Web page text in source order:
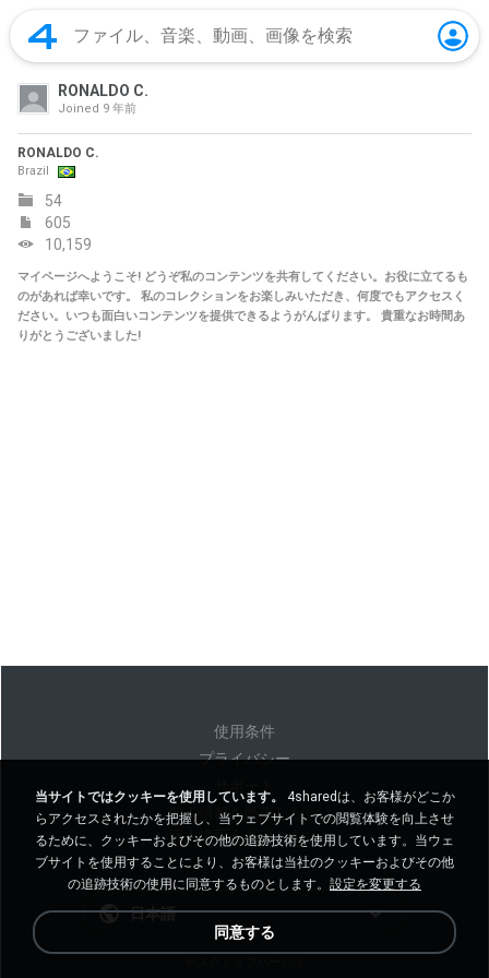
RONALDO C.
Joined 9 年前
RONALDO C.
Brazil
54
605
10,159
マイページへようこそ! どうぞ私のコンテンツを共有してください。お役に立てるも
のがあれば幸いです。 私のコレクションをお楽しみいただき、何度でもアクセスく
ださい。いつも面白いコンテンツを提供できるようがんばります。 貴重なお時間あ
りがとうございました!
使用条件
プライバシー
個人情報を販売しない
個人情報を共有しない
日本語
当サイトではクッキーを使用しています。
4sharedは、お客様がどこか
らアクセスされたかを把握し、当ウェブサイトでの閲覧体験を向上させ
るために、クッキーおよびその他の追跡技術を使用しています。当ウェ
ブサイトを使用することにより、お客様は当社のクッキーおよびその他
の追跡技術の使用に同意するものとします。 設定を変更する
同意する